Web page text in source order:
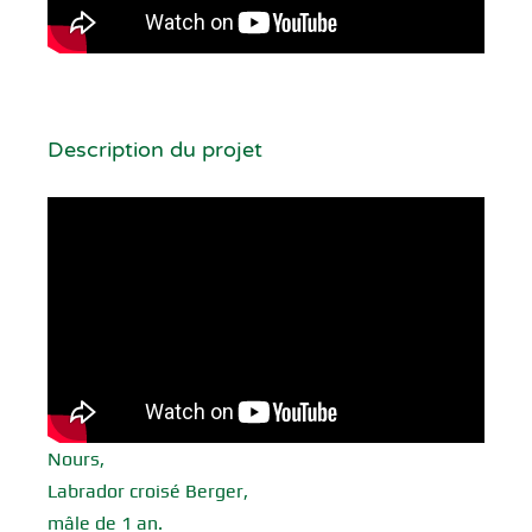
Description du projet
Nours,
Labrador croisé Berger,
mâle de 1 an.